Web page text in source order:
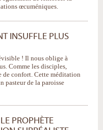
œcuméniques.
INSUFFLE PLUS
! Il nous oblige à
Comme les disciples,
de confort. Cette méditation
pasteur de la paroisse
PROPHÈTE